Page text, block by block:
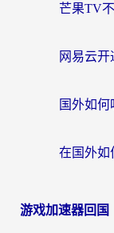
游戏加速器回国